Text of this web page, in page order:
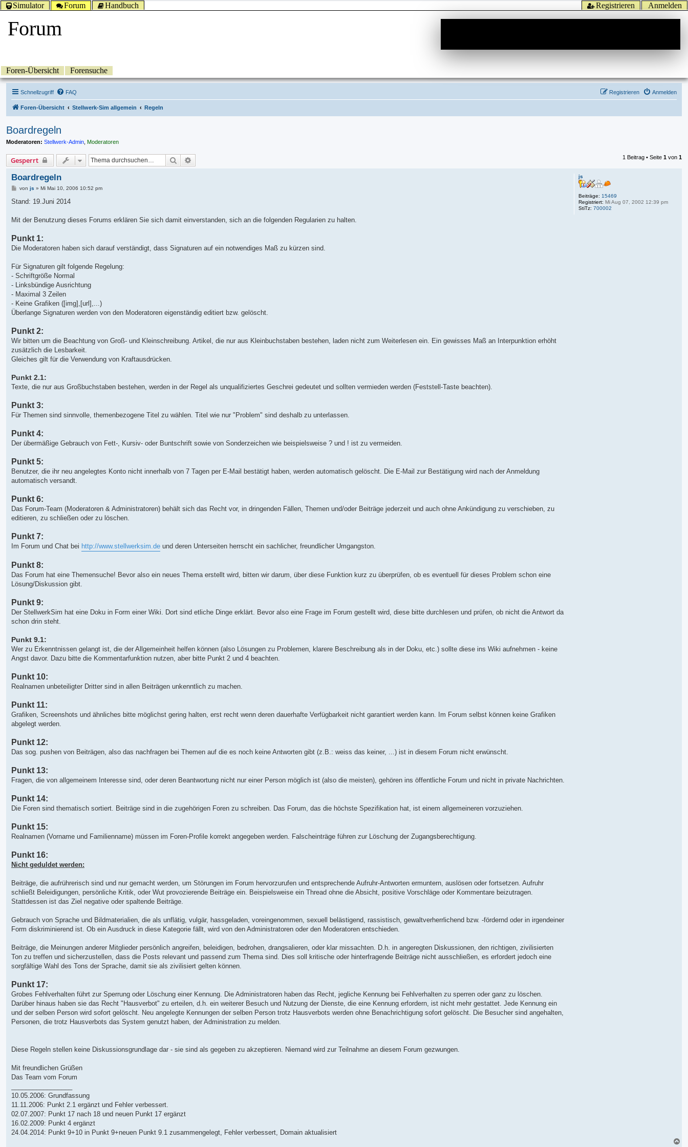
Anmelden
Registrieren
Simulator Forum Handbuch
Forum
Foren-Übersicht Forensuche
Schnellzugriff FAQ Anmelden
Registrieren
Foren-Übersicht Stellwerk-Sim allgemein Regeln
Boardregeln
Moderatoren: Stellwerk-Admin Moderatoren
Gesperrt Suche 1 Beitrag • Seite 1 von 1
js
Beiträge: 15469
Registriert: Mi Aug 07, 2002 12:39 pm
StiTz: 700002
Boardregeln
B
i
a
von js » Mi Mai 10, 2006 10:52 pm
Stand: 19.Juni 2014
Mit der Benutzung dieses Forums erklären Sie sich damit einverstanden, sich an die folgenden Regularien zu halten.
Punkt 1:
Die Moderatoren haben sich darauf verständigt, dass Signaturen auf ein notwendiges Maß zu kürzen sind.
Für Signaturen gilt folgende Regelung:
- Schriftgröße Normal
- Linksbündige Ausrichtung
- Maximal 3 Zeilen
- Keine Grafiken ([img],[url],...)
Überlange Signaturen werden von den Moderatoren eigenständig editiert bzw. gelöscht.
Punkt 2:
Wir bitten um die Beachtung von Groß- und Kleinschreibung. Artikel, die nur aus Kleinbuchstaben bestehen, laden nicht zum Weiterlesen ein. Ein gewisses Maß an Interpunktion erhöht
zusätzlich die Lesbarkeit.
Gleiches gilt für die Verwendung von Kraftausdrücken.
Punkt 2.1:
Texte, die nur aus Großbuchstaben bestehen, werden in der Regel als unqualifiziertes Geschrei gedeutet und sollten vermieden werden (Feststell-Taste beachten).
Punkt 3:
Für Themen sind sinnvolle, themenbezogene Titel zu wählen. Titel wie nur "Problem" sind deshalb zu unterlassen.
Punkt 4:
Der übermäßige Gebrauch von Fett-, Kursiv- oder Buntschrift sowie von Sonderzeichen wie beispielsweise ? und ! ist zu vermeiden.
Punkt 5:
Benutzer, die ihr neu angelegtes Konto nicht innerhalb von 7 Tagen per E-Mail bestätigt haben, werden automatisch gelöscht. Die E-Mail zur Bestätigung wird nach der Anmeldung
automatisch versandt.
Punkt 6:
Das Forum-Team (Moderatoren & Administratoren) behält sich das Recht vor, in dringenden Fällen, Themen und/oder Beiträge jederzeit und auch ohne Ankündigung zu verschieben, zu
editieren, zu schließen oder zu löschen.
Punkt 7:
Im Forum und Chat bei http://www.stellwerksim.de und deren Unterseiten herrscht ein sachlicher, freundlicher Umgangston.
Punkt 8:
Das Forum hat eine Themensuche! Bevor also ein neues Thema erstellt wird, bitten wir darum, über diese Funktion kurz zu überprüfen, ob es eventuell für dieses Problem schon eine
Lösung/Diskussion gibt.
Punkt 9:
Der StellwerkSim hat eine Doku in Form einer Wiki. Dort sind etliche Dinge erklärt. Bevor also eine Frage im Forum gestellt wird, diese bitte durchlesen und prüfen, ob nicht die Antwort da
schon drin steht.
Punkt 9.1:
Wer zu Erkenntnissen gelangt ist, die der Allgemeinheit helfen können (also Lösungen zu Problemen, klarere Beschreibung als in der Doku, etc.) sollte diese ins Wiki aufnehmen - keine
Angst davor. Dazu bitte die Kommentarfunktion nutzen, aber bitte Punkt 2 und 4 beachten.
Punkt 10:
Realnamen unbeteiligter Dritter sind in allen Beiträgen unkenntlich zu machen.
Punkt 11:
Grafiken, Screenshots und ähnliches bitte möglichst gering halten, erst recht wenn deren dauerhafte Verfügbarkeit nicht garantiert werden kann. Im Forum selbst können keine Grafiken
abgelegt werden.
Punkt 12:
Das sog. pushen von Beiträgen, also das nachfragen bei Themen auf die es noch keine Antworten gibt (z.B.: weiss das keiner, ...) ist in diesem Forum nicht erwünscht.
Punkt 13:
Fragen, die von allgemeinem Interesse sind, oder deren Beantwortung nicht nur einer Person möglich ist (also die meisten), gehören ins öffentliche Forum und nicht in private Nachrichten.
Punkt 14:
Die Foren sind thematisch sortiert. Beiträge sind in die zugehörigen Foren zu schreiben. Das Forum, das die höchste Spezifikation hat, ist einem allgemeineren vorzuziehen.
Punkt 15:
Realnamen (Vorname und Familienname) müssen im Foren-Profile korrekt angegeben werden. Falscheinträge führen zur Löschung der Zugangsberechtigung.
Punkt 16:
Nicht geduldet werden:
Beiträge, die aufrührerisch sind und nur gemacht werden, um Störungen im Forum hervorzurufen und entsprechende Aufruhr-Antworten ermuntern, auslösen oder fortsetzen. Aufruhr
schließt Beleidigungen, persönliche Kritik, oder Wut provozierende Beiträge ein. Beispielsweise ein Thread ohne die Absicht, positive Vorschläge oder Kommentare beizutragen.
Stattdessen ist das Ziel negative oder spaltende Beiträge.
Gebrauch von Sprache und Bildmaterialien, die als unflätig, vulgär, hassgeladen, voreingenommen, sexuell belästigend, rassistisch, gewaltverherrlichend bzw. -fördernd oder in irgendeiner
Form diskriminierend ist. Ob ein Ausdruck in diese Kategorie fällt, wird von den Administratoren oder den Moderatoren entschieden.
Beiträge, die Meinungen anderer Mitglieder persönlich angreifen, beleidigen, bedrohen, drangsalieren, oder klar missachten. D.h. in angeregten Diskussionen, den richtigen, zivilisierten
Ton zu treffen und sicherzustellen, dass die Posts relevant und passend zum Thema sind. Dies soll kritische oder hinterfragende Beiträge nicht ausschließen, es erfordert jedoch eine
sorgfältige Wahl des Tons der Sprache, damit sie als zivilisiert gelten können.
Punkt 17:
Grobes Fehlverhalten führt zur Sperrung oder Löschung einer Kennung. Die Administratoren haben das Recht, jegliche Kennung bei Fehlverhalten zu sperren oder ganz zu löschen.
Darüber hinaus haben sie das Recht "Hausverbot" zu erteilen, d.h. ein weiterer Besuch und Nutzung der Dienste, die eine Kennung erfordern, ist nicht mehr gestattet. Jede Kennung ein
und der selben Person wird sofort gelöscht. Neu angelegte Kennungen der selben Person trotz Hausverbots werden ohne Benachrichtigung sofort gelöscht. Die Besucher sind angehalten,
Personen, die trotz Hausverbots das System genutzt haben, der Administration zu melden.
Diese Regeln stellen keine Diskussionsgrundlage dar - sie sind als gegeben zu akzeptieren. Niemand wird zur Teilnahme an diesem Forum gezwungen.
Mit freundlichen Grüßen
Das Team vom Forum
10.05.2006: Grundfassung
11.11.2006: Punkt 2.1 ergänzt und Fehler verbessert.
02.07.2007: Punkt 17 nach 18 und neuen Punkt 17 ergänzt
16.02.2009: Punkt 4 ergänzt
24.04.2014: Punkt 9+10 in Punkt 9+neuen Punkt 9.1 zusammengelegt, Fehler verbessert, Domain aktualisiert